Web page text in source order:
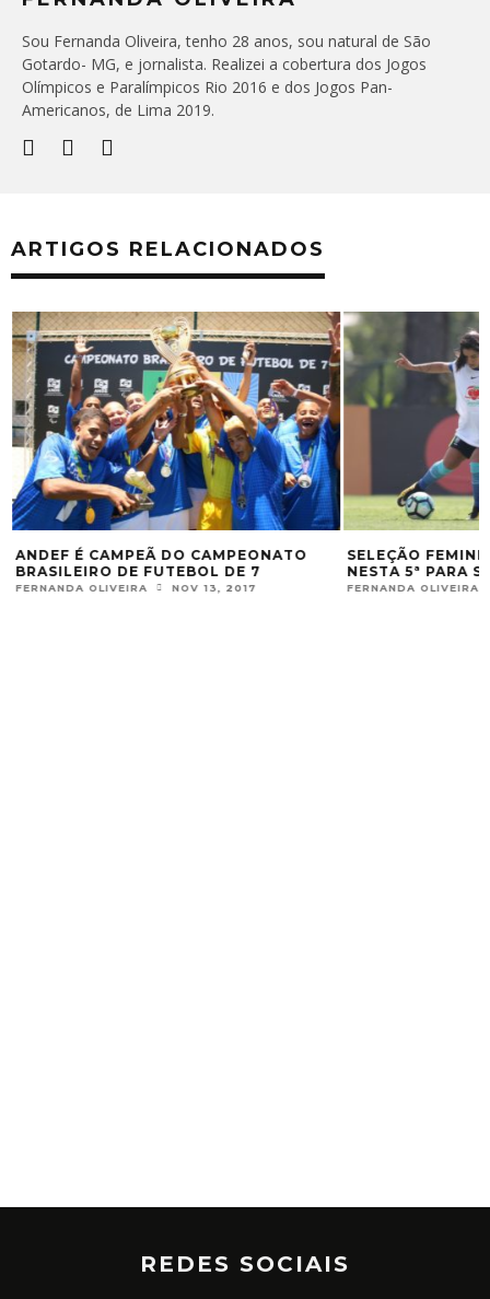
Sou Fernanda Oliveira, tenho 28 anos, sou natural de São
Gotardo- MG, e jornalista. Realizei a cobertura dos Jogos
Olímpicos e Paralímpicos Rio 2016 e dos Jogos Pan-
Americanos, de Lima 2019.
ARTIGOS RELACIONADOS
ANDEF É CAMPEÃ DO CAMPEONATO
BRASILEIRO DE FUTEBOL DE 7
FERNANDA OLIVEIRA NOV 13, 2017
SELEÇÃO
NESTA 5ª PARA
FERNANDA OLIVEIRA
REDES SOCIAIS